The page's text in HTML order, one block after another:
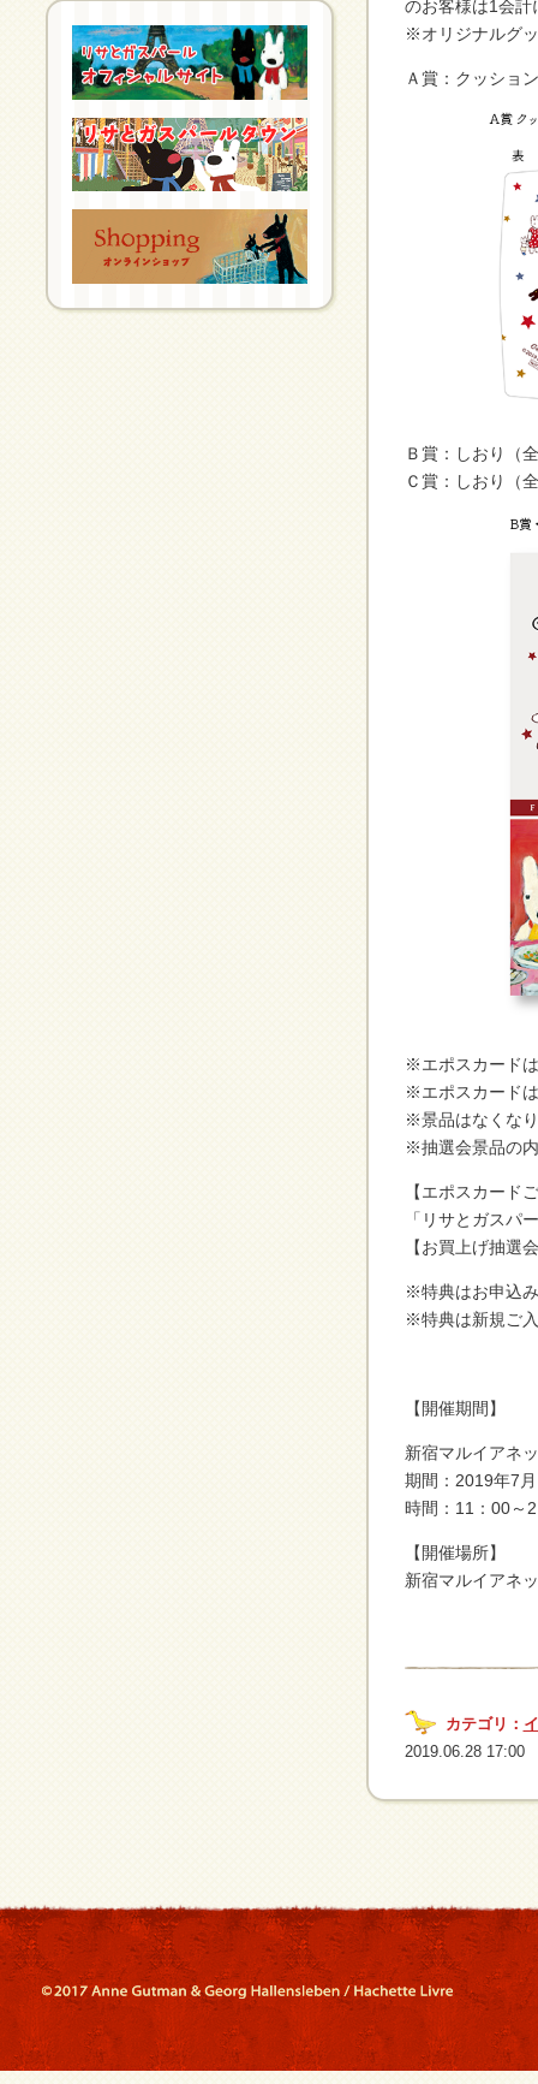
のお客様は1会計
※オリジナルグ
Ａ賞：クッショ
Ｂ賞：しおり（
Ｃ賞：しおり（
※エポスカード
※エポスカード
※景品はなくな
※抽選会景品の
【エポスカード
「リサとガスパ
【お買上げ抽選
※特典はお申込
※特典は新規ご
【開催期間】
新宿マルイアネ
期間：2019年7
時間：11：00～
【開催場所】
新宿マルイアネ
カテゴリ：
2019.06.28 17:00